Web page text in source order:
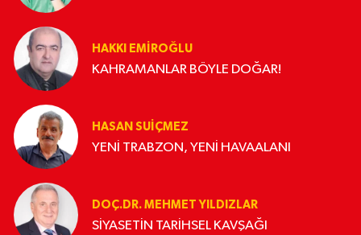
HAKKI EMİROĞLU
KAHRAMANLAR BÖYLE DOĞAR!
HASAN SUIÇMEZ
YENİ TRABZON, YENİ HAVAALANI
DOÇ.DR. MEHMET YILDIZLAR
SİYASETİN TARİHSEL KAVŞAĞI